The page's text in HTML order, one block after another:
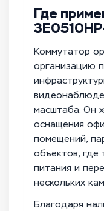
Где
Коммутатор
организацию
масштаба. Он
оснащения
помещений,
объектов, где
питания и
нескольких
Благодаря